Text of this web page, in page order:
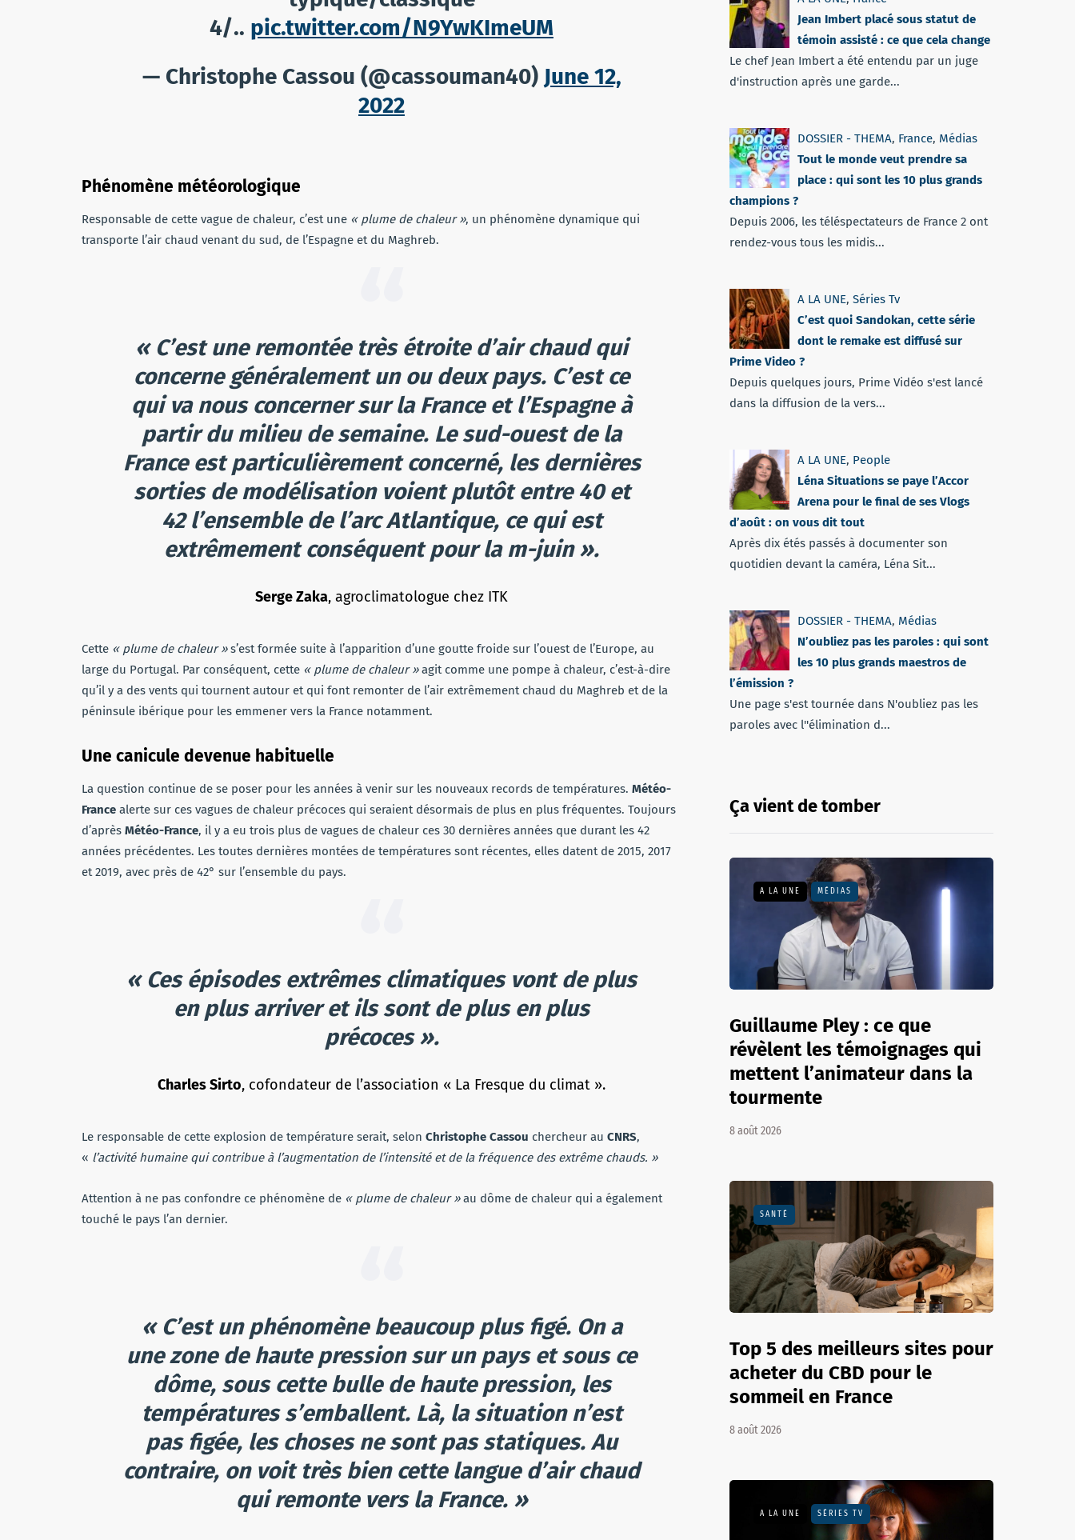
4/.. pic.twitter.com/N9YwKImeUM
— Christophe Cassou (@cassouman40) June 12,
2022
Phénomène météorologique
Responsable de cette vague de chaleur, c’est une « plume de chaleur », un phénomène dynamique qui
transporte l’air chaud venant du sud, de l’Espagne et du Maghreb.
« C’est une remontée très étroite d’air chaud qui
concerne généralement un ou deux pays. C’est ce
qui va nous concerner sur la France et l’Espagne à
partir du milieu de semaine. Le sud-ouest de la
France est particulièrement concerné, les dernières
sorties de modélisation voient plutôt entre 40 et
42 l’ensemble de l’arc Atlantique, ce qui est
extrêmement conséquent pour la m-juin ».
Serge Zaka, agroclimatologue chez ITK
Cette « plume de chaleur »s’est formée suite à l’apparition d’une goutte froide sur l’ouest de l’Europe, au
large du Portugal. Par conséquent, cette « plume de chaleur »agit comme une pompe à chaleur, c’est-à-dire
qu’il y a des vents qui tournent autour et qui font remonter de l’air extrêmement chaud du Maghreb et de la
péninsule ibérique pour les emmener vers la France notamment.
Une canicule devenue habituelle
La question continue de se poser pour les années à venir sur les nouveaux records de températures. Météo-
France alerte sur ces vagues de chaleur précoces qui seraient désormais de plus en plus fréquentes. Toujours
d’après Météo-France, il y a eu trois plus de vagues de chaleur ces 30 dernières années que durant les 42
années précédentes. Les toutes dernières montées de températures sont récentes, elles datent de 2015, 2017
et 2019, avec près de 42° sur l’ensemble du pays.
« Ces épisodes extrêmes climatiques vont de plus
en plus arriver et ils sont de plus en plus
précoces ».
Charles Sirto, cofondateur de l’association « La Fresque du climat ».
Le responsable de cette explosion de température serait, selon Christophe Cassou chercheur au CNRS,
« l’activité humaine qui contribue à l’augmentation de l’intensité et de la fréquence des extrême chauds. »
Attention à ne pas confondre ce phénomène de « plume de chaleur »au dôme de chaleur qui a également
touché le pays l’an dernier.
« C’est un phénomène beaucoup plus figé. On a
une zone de haute pression sur un pays et sous ce
dôme, sous cette bulle de haute pression, les
températures s’emballent. Là, la situation n’est
pas figée, les choses ne sont pas statiques. Au
contraire, on voit très bien cette langue d’air chaud
qui remonte vers la France. »
Jean Imbert placé sous statut de
témoin assisté : ce que cela change
Le chef Jean Imbert a été entendu par un juge
d'instruction après une garde...
DOSSIER - THEMA, France, Médias
Tout le monde veut prendre sa
place : qui sont les 10 plus grands
champions ?
Depuis 2006, les téléspectateurs de France 2 ont
rendez-vous tous les midis...
A LA UNE, Séries Tv
C’est quoi Sandokan, cette série
dont le remake est diffusé sur
Prime Video ?
Depuis quelques jours, Prime Vidéo s'est lancé
dans la diffusion de la vers...
A LA UNE, People
Léna Situations se paye l’Accor
Arena pour le final de ses Vlogs
d’août : on vous dit tout
Après dix étés passés à documenter son
quotidien devant la caméra, Léna Sit...
DOSSIER - THEMA, Médias
N’oubliez pas les paroles : qui sont
les 10 plus grands maestros de
l’émission ?
Une page s'est tournée dans N'oubliez pas les
paroles avec l''élimination d...
Ça vient de tomber
A LA UNE MÉDIAS
Guillaume Pley : ce que
révèlent les témoignages qui
mettent l’animateur dans la
tourmente
8 août 2026
SANTÉ
Top 5 des meilleurs sites pour
acheter du CBD pour le
sommeil en France
8 août 2026
A LA UNE SÉRIES TV